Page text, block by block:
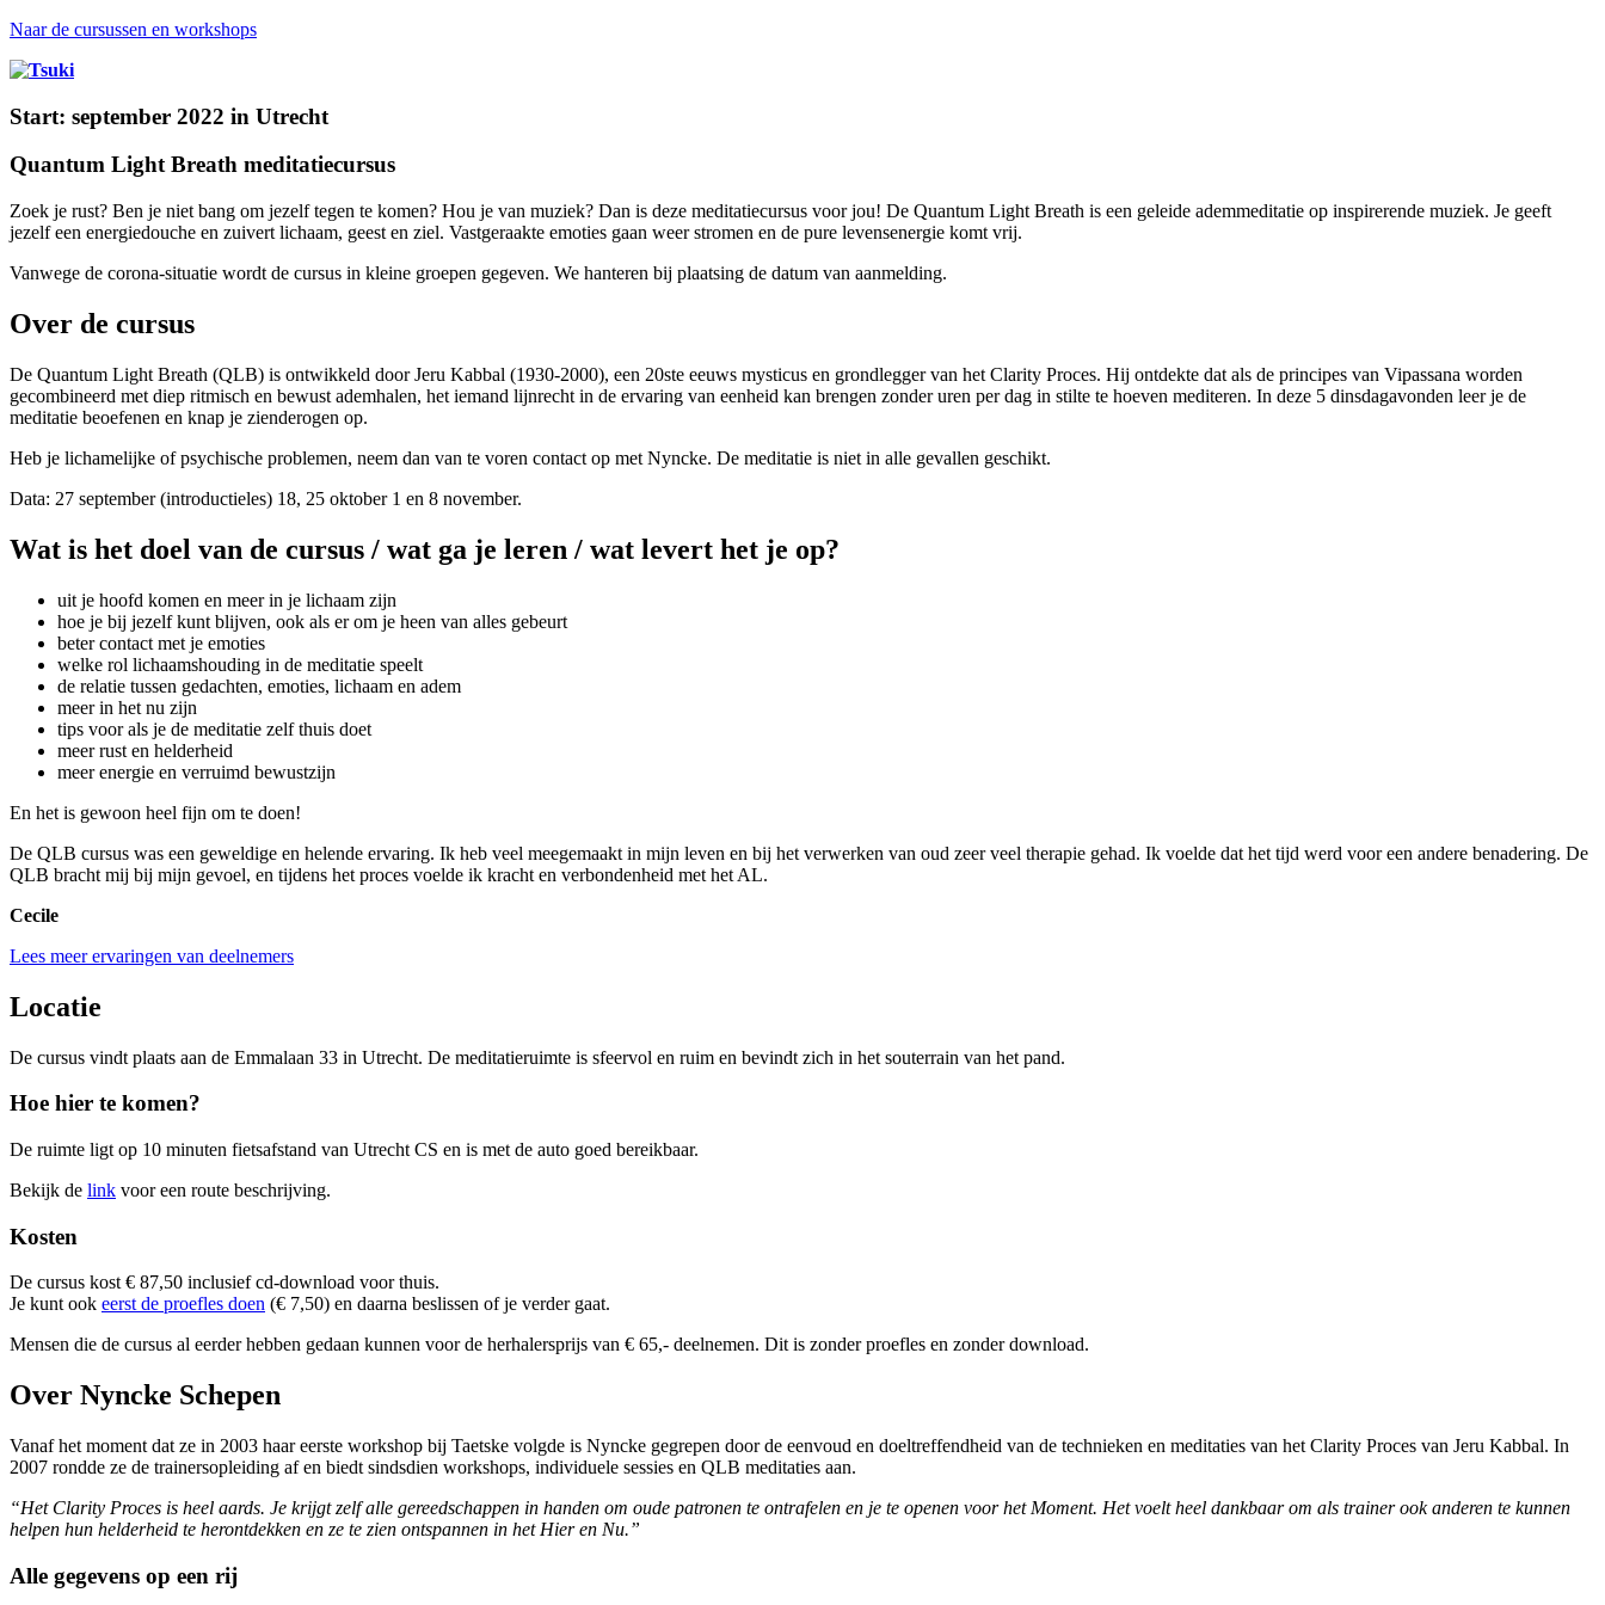
Naar de cursussen en workshops
Start: september 2022 in Utrecht
Quantum Light Breath meditatiecursus
Zoek je rust? Ben je niet bang om jezelf tegen te komen? Hou je van muziek? Dan is deze meditatiecursus voor jou! De Quantum Light Breath is een geleide ademmeditatie op inspirerende muziek. Je geeft
jezelf een energiedouche en zuivert lichaam, geest en ziel. Vastgeraakte emoties gaan weer stromen en de pure levensenergie komt vrij.
Vanwege de corona-situatie wordt de cursus in kleine groepen gegeven. We hanteren bij plaatsing de datum van aanmelding.
Over de cursus
De Quantum Light Breath (QLB) is ontwikkeld door Jeru Kabbal (1930-2000), een 20ste eeuws mysticus en grondlegger van het Clarity Proces. Hij ontdekte dat als de principes van Vipassana worden
gecombineerd met diep ritmisch en bewust ademhalen, het iemand lijnrecht in de ervaring van eenheid kan brengen zonder uren per dag in stilte te hoeven mediteren. In deze 5 dinsdagavonden leer je de
meditatie beoefenen en knap je zienderogen op.
Heb je lichamelijke of psychische problemen, neem dan van te voren contact op met Nyncke. De meditatie is niet in alle gevallen geschikt.
Data: 27 september (introductieles) 18, 25 oktober 1 en 8 november.
Wat is het doel van de cursus / wat ga je leren / wat levert het je op?
uit je hoofd komen en meer in je lichaam zijn
hoe je bij jezelf kunt blijven, ook als er om je heen van alles gebeurt
beter contact met je emoties
welke rol lichaamshouding in de meditatie speelt
de relatie tussen gedachten, emoties, lichaam en adem
meer in het nu zijn
tips voor als je de meditatie zelf thuis doet
meer rust en helderheid
meer energie en verruimd bewustzijn
En het is gewoon heel fijn om te doen!
De QLB cursus was een geweldige en helende ervaring. Ik heb veel meegemaakt in mijn leven en bij het verwerken van oud zeer veel therapie gehad. Ik voelde dat het tijd werd voor een andere benadering. De
QLB bracht mij bij mijn gevoel, en tijdens het proces voelde ik kracht en verbondenheid met het AL.
Cecile
Lees meer ervaringen van deelnemers
Locatie
De cursus vindt plaats aan de Emmalaan 33 in Utrecht. De meditatieruimte is sfeervol en ruim en bevindt zich in het souterrain van het pand.
Hoe hier te komen?
De ruimte ligt op 10 minuten fietsafstand van Utrecht CS en is met de auto goed bereikbaar.
Bekijk de link voor een route beschrijving.
Kosten
De cursus kost € 87,50 inclusief cd-download voor thuis.
Je kunt ook eerst de proefles doen (€ 7,50) en daarna beslissen of je verder gaat.
Mensen die de cursus al eerder hebben gedaan kunnen voor de herhalersprijs van € 65,- deelnemen. Dit is zonder proefles en zonder download.
Over Nyncke Schepen
Vanaf het moment dat ze in 2003 haar eerste workshop bij Taetske volgde is Nyncke gegrepen door de eenvoud en doeltreffendheid van de technieken en meditaties van het Clarity Proces van Jeru Kabbal. In
2007 rondde ze de trainersopleiding af en biedt sindsdien workshops, individuele sessies en QLB meditaties aan.
“Het Clarity Proces is heel aards. Je krijgt zelf alle gereedschappen in handen om oude patronen te ontrafelen en je te openen voor het Moment. Het voelt heel dankbaar om als trainer ook anderen te kunnen
helpen hun helderheid te herontdekken en ze te zien ontspannen in het Hier en Nu.”
Alle gegevens op een rij